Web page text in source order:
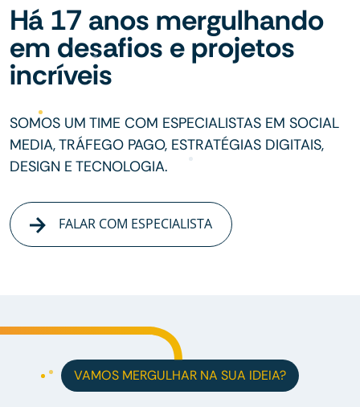
Há 17 anos mergulhando
em desafios e projetos
incríveis
SOMOS UM TIME COM ESPECIALISTAS EM SOCIAL
MEDIA, TRÁFEGO PAGO, ESTRATÉGIAS DIGITAIS,
DESIGN E TECNOLOGIA.
FALAR COM ESPECIALISTA
VAMOS MERGULHAR NA SUA IDEIA?